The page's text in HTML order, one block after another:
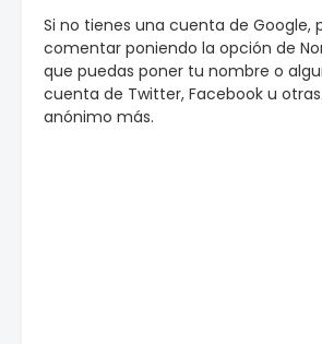
Si no tienes una cuenta de Google,
comentar poniendo la opción de
que puedas poner tu nombre o
cuenta de Twitter, Facebook u
anónimo más.